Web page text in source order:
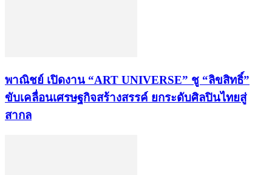
พาณิชย์ เปิดงาน “ART UNIVERSE” ชู “ลิขสิทธิ์”
ขับเคลื่อนเศรษฐกิจสร้างสรรค์ ยกระดับศิลปินไทยสู่
สากล